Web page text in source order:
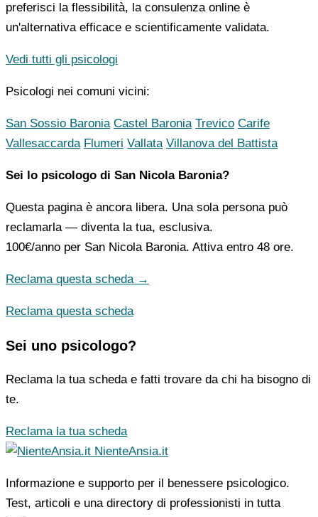
preferisci la flessibilità, la consulenza online è
un'alternativa efficace e scientificamente validata.
Vedi tutti gli psicologi
Psicologi nei comuni vicini:
San Sossio Baronia Castel Baronia Trevico Carife
Vallesaccarda Flumeri Vallata Villanova del Battista
Sei lo psicologo di San Nicola Baronia?
Questa pagina è ancora libera. Una sola persona può
reclamarla — diventa la tua, esclusiva.
100€/anno per San Nicola Baronia. Attiva entro 48 ore.
Reclama questa scheda →
Reclama questa scheda
Sei uno psicologo?
Reclama la tua scheda e fatti trovare da chi ha bisogno di
te.
Reclama la tua scheda
NienteAnsia.it
Informazione e supporto per il benessere psicologico.
Test, articoli e una directory di professionisti in tutta